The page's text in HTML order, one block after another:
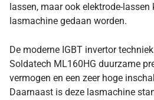
lassen, maar ook elektrode-
lasmachine gedaan worden.
De moderne IGBT invertor
Soldatech ML160HG duurzame
vermogen en een zeer hoge
Daarnaast is deze lasmachine